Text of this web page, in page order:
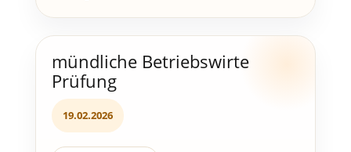
mündliche Betriebswirte
Prüfung
19.02.2026